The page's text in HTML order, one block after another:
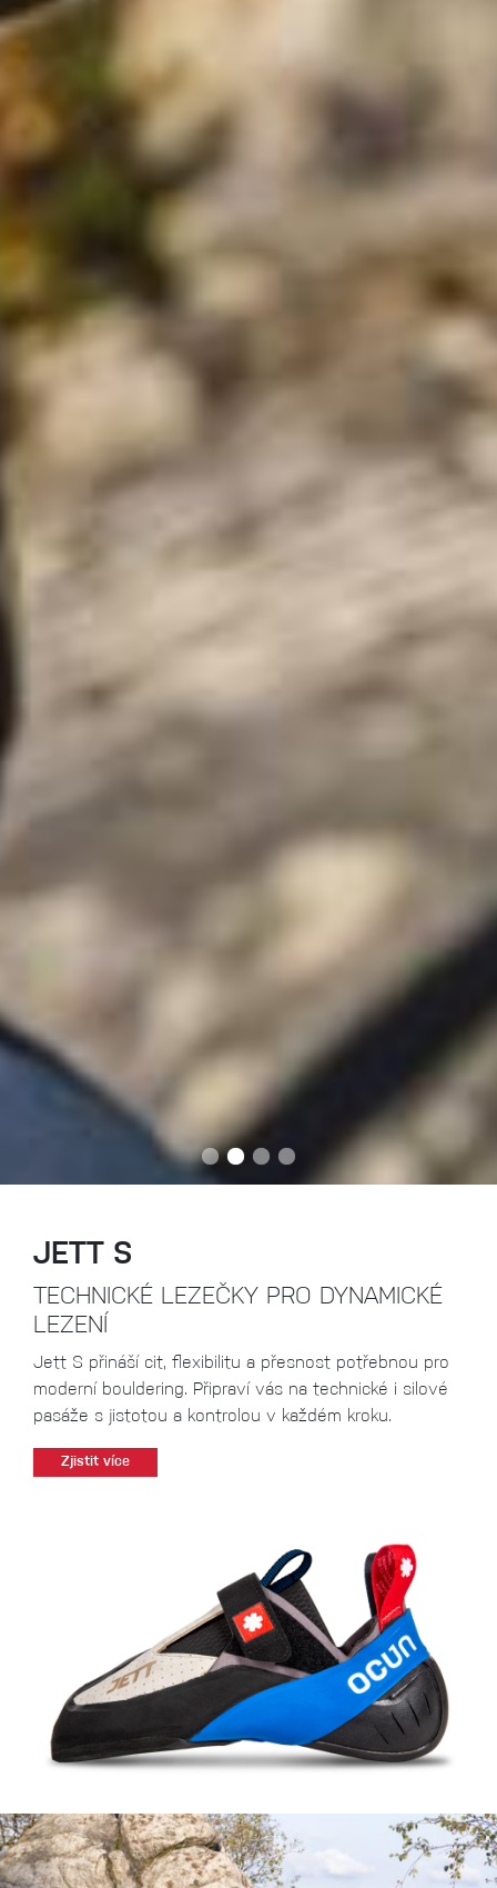
JETT S
TECHNICKÉ LEZEČKY PRO DYNAMICKÉ
LEZENÍ
Jett S přináší cit, flexibilitu a přesnost potřebnou pro
moderní bouldering. Připraví vás na technické i silové
pasáže s jistotou a kontrolou v každém kroku.
Zjistit více